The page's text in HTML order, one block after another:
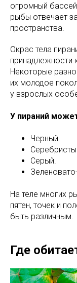
огромный
рыбы отвечает
пространства.
Окрас тела
принадлежности
Некоторые
их молодое
у взрослых
У пираний
Черный.
Серый.
На теле многих
пятен, точек и
быть различным.
Где